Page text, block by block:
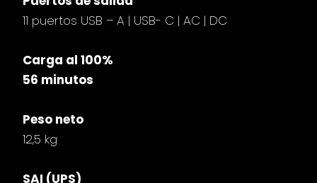
11 puertos USB – A | USB- C | AC | DC
Carga al 100%
56 minutos
Peso neto
12,5 kg
SAI (UPS)